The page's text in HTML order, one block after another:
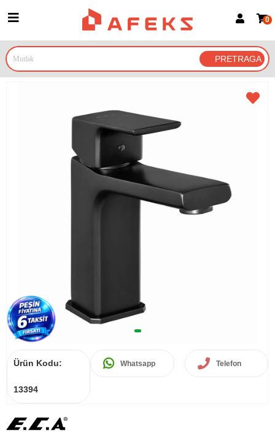
Prijava za članove
Prijavite se Google nalogom
0
Ürün Kodu:
13394
Whatsapp Telefon